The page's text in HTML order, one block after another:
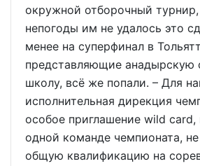
окружной отборочный
непогоды им не удалось это
менее на суперфинал в
представляющие анадырскую
школу, всё же попали. – Для
исполнительная дирекция
особое приглашение wild card,
одной команде чемпионата,
общую квалификацию на